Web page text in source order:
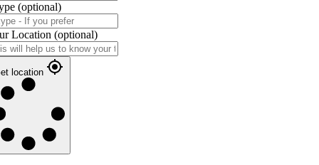
(optional)
Location (optional)
location